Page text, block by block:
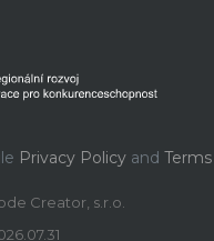
Privacy Policyand
Creator, s.r.o.